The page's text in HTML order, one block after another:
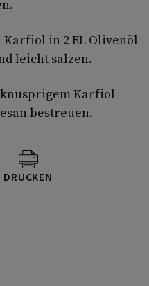
in 2 EL Olivenöl
leicht salzen.
Karfiol
bestreuen.
DRUCKEN